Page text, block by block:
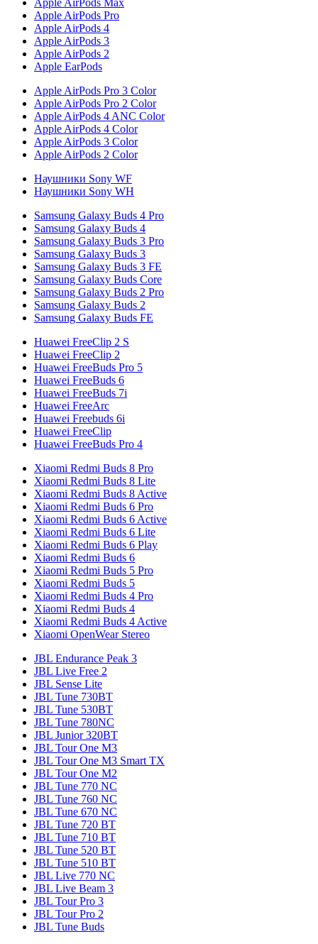
Apple AirPods Max
Apple AirPods Pro
Apple AirPods 4
Apple AirPods 3
Apple AirPods 2
Apple EarPods
Apple AirPods Pro 3 Color
Apple AirPods Pro 2 Color
Apple AirPods 4 ANC Color
Apple AirPods 4 Color
Apple AirPods 3 Color
Apple AirPods 2 Color
Наушники Sony WF
Наушники Sony WH
Samsung Galaxy Buds 4 Pro
Samsung Galaxy Buds 4
Samsung Galaxy Buds 3 Pro
Samsung Galaxy Buds 3
Samsung Galaxy Buds 3 FE
Samsung Galaxy Buds Core
Samsung Galaxy Buds 2 Pro
Samsung Galaxy Buds 2
Samsung Galaxy Buds FE
Huawei FreeClip 2 S
Huawei FreeClip 2
Huawei FreeBuds Pro 5
Huawei FreeBuds 6
Huawei FreeBuds 7i
Huawei FreeArc
Huawei Freebuds 6i
Huawei FreeClip
Huawei FreeBuds Pro 4
Xiaomi Redmi Buds 8 Pro
Xiaomi Redmi Buds 8 Lite
Xiaomi Redmi Buds 8 Active
Xiaomi Redmi Buds 6 Pro
Xiaomi Redmi Buds 6 Active
Xiaomi Redmi Buds 6 Lite
Xiaomi Redmi Buds 6 Play
Xiaomi Redmi Buds 6
Xiaomi Redmi Buds 5 Pro
Xiaomi Redmi Buds 5
Xiaomi Redmi Buds 4 Pro
Xiaomi Redmi Buds 4
Xiaomi Redmi Buds 4 Active
Xiaomi OpenWear Stereo
JBL Endurance Peak 3
JBL Live Free 2
JBL Sense Lite
JBL Tune 730BT
JBL Tune 530BT
JBL Tune 780NC
JBL Junior 320BT
JBL Tour One M3
JBL Tour One M3 Smart TX
JBL Tour One M2
JBL Tune 770 NC
JBL Tune 760 NC
JBL Tune 670 NC
JBL Tune 720 BT
JBL Tune 710 BT
JBL Tune 520 BT
JBL Tune 510 BT
JBL Live 770 NC
JBL Live Beam 3
JBL Tour Pro 3
JBL Tour Pro 2
JBL Tune Buds